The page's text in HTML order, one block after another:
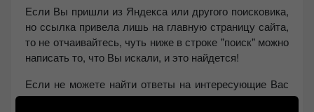
Если Вы пришли из Яндекса или другого поисковика,
но ссылка привела лишь на главную страницу сайта,
то не отчаивайтесь, чуть ниже в строке "поиск" можно
написать то, что Вы искали, и это найдется!
Если не можете найти ответы на интересующие Вас
вопросы, то пишите мне вКонтакт VKили на почту: